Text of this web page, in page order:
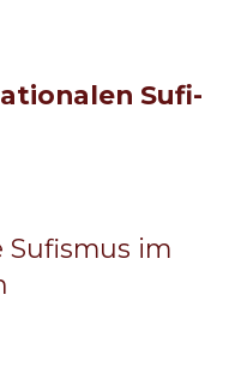
Sufi-
Sufismus im